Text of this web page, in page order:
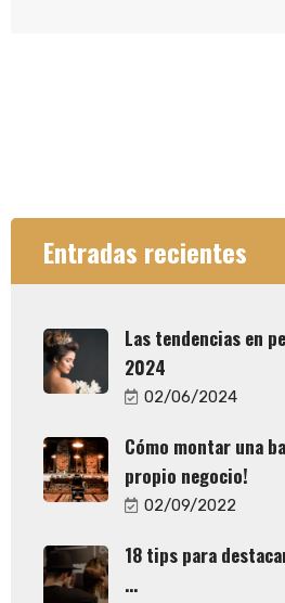
Entradas recientes
Las tendencias en
2024
02/06/2024
Cómo montar una
propio negocio!
02/09/2022
18 tips para
...